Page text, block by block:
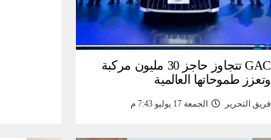
GAC تتجاوز حاجز 30 مليون مركبة
وتعزز طموحاتها العالمية
فريق التحرير الجمعة 17 يوليو 7:43 م